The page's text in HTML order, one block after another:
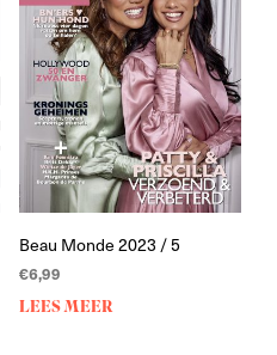
Beau Monde 2023 / 5
€6,99
LEES MEER